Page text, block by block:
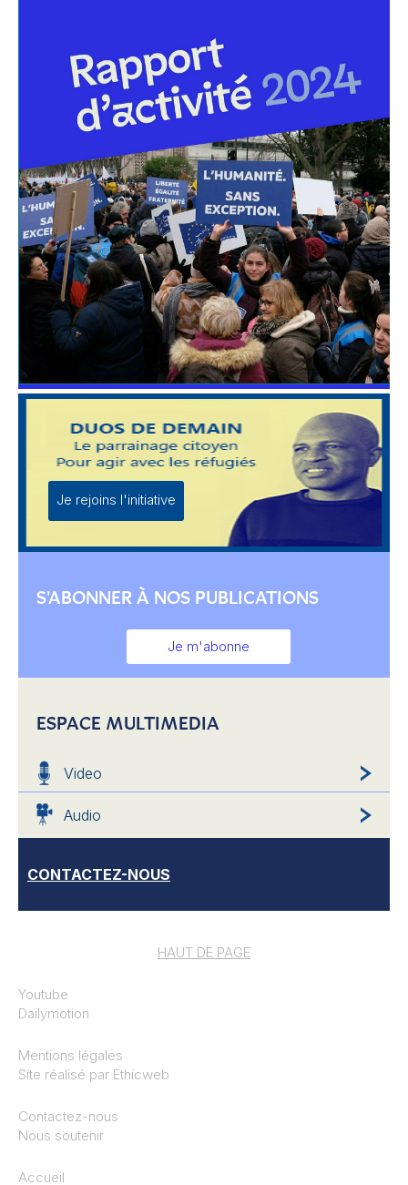
Je rejoins l'initiative
S'ABONNER À NOS PUBLICATIONS
Je m'abonne
ESPACE MULTIMEDIA
Video
Audio
CONTACTEZ-NOUS
HAUT DE PAGE
Youtube
Dailymotion
Mentions légales
Site réalisé par Ethicweb
Contactez-nous
Nous soutenir
Accueil